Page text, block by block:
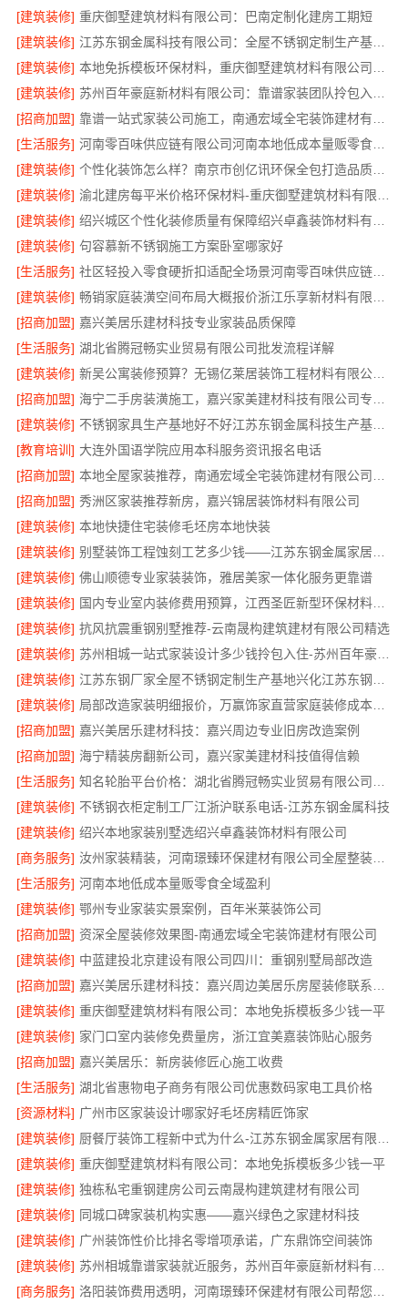
[建筑装修] 重庆御墅建筑材料有限公司：巴南定制化建房工期短
[建筑装修]
江苏东钢金属科技有限公司：全屋不锈钢定制生产基地兴化
[建筑装修]
[建筑装修]
[招商加盟]
[生活服务]
河南零百味供应链有限公司河南本地低成本量贩零食全域盈利
[建筑装修]
个性化装饰怎么样？南京市创亿讯环保全包打造品质家居
[建筑装修]
[建筑装修]
[建筑装修] 句容慕新不锈钢施工方案卧室哪家好
[生活服务]
社区轻投入零食硬折扣适配全场景河南零百味供应链有限公司整店输出
[建筑装修]
[招商加盟] 嘉兴美居乐建材科技专业家装品质保障
[生活服务] 湖北省腾冠畅实业贸易有限公司批发流程详解
[建筑装修]
新吴公寓装修预算？无锡亿莱居装饰工程材料有限公司一对一服务
[招商加盟]
[建筑装修]
不锈钢家具生产基地好不好江苏东钢金属科技生产基地解析
[教育培训] 大连外国语学院应用本科服务资讯报名电话
[招商加盟]
[招商加盟] 秀洲区家装推荐新房，嘉兴锦居装饰材料有限公司
[建筑装修] 本地快捷住宅装修毛坯房本地快装
[建筑装修]
[建筑装修] 佛山顺德专业家装装饰，雅居美家一体化服务更靠谱
[建筑装修]
国内专业室内装修费用预算，江西圣匠新型环保材料有限公司
[建筑装修] 抗风抗震重钢别墅推荐-云南晟构建筑建材有限公司精选
[建筑装修]
苏州相城一站式家装设计多少钱拎包入住-苏州百年豪庭新材料有限公司
[建筑装修]
[建筑装修]
局部改造家装明细报价，万赢饰家直营家庭装修成本管控
[招商加盟] 嘉兴美居乐建材科技：嘉兴周边专业旧房改造案例
[招商加盟] 海宁精装房翻新公司，嘉兴家美建材科技值得信赖
[生活服务]
[建筑装修] 不锈钢衣柜定制工厂江浙沪联系电话-江苏东钢金属科技
[建筑装修] 绍兴本地家装别墅选绍兴卓鑫装饰材料有限公司
[商务服务]
汝州家装精装，河南璟臻环保建材有限公司全屋整装方案
[生活服务] 河南本地低成本量贩零食全域盈利
[建筑装修] 鄂州专业家装实景案例，百年米莱装饰公司
[招商加盟] 资深全屋装修效果图-南通宏域全宅装饰建材有限公司
[建筑装修] 中蓝建投北京建设有限公司四川：重钢别墅局部改造
[招商加盟]
[建筑装修] 重庆御墅建筑材料有限公司：本地免拆模板多少钱一平
[建筑装修] 家门口室内装修免费量房，浙江宜美嘉装饰贴心服务
[招商加盟] 嘉兴美居乐：新房装修匠心施工收费
[生活服务] 湖北省惠物电子商务有限公司优惠数码家电工具价格
[资源材料] 广州市区家装设计哪家好毛坯房精匠饰家
[建筑装修]
[建筑装修] 重庆御墅建筑材料有限公司：本地免拆模板多少钱一平
[建筑装修] 独栋私宅重钢建房公司云南晟构建筑建材有限公司
[建筑装修] 同城口碑家装机构实惠——嘉兴绿色之家建材科技
[建筑装修] 广州装饰性价比排名零增项承诺，广东鼎饰空间装饰
[建筑装修]
[商务服务]